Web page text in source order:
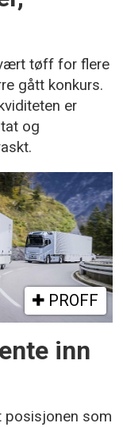
vært tøff for flere
gått konkurs.
er
og
PROFF
inn
posisjonen som